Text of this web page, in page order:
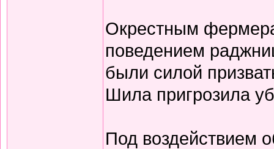
Окрестным
поведением
были силой
Шила пригрозила
Под воздействием